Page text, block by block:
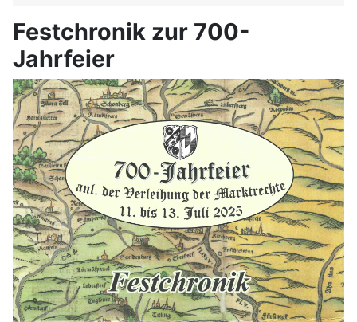
Festchronik zur 700-
Jahrfeier